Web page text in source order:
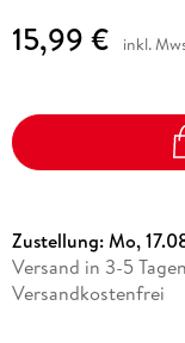
15,99 € inkl.
Zustellung:Mo,
Versand in 3-5 Tagen
Versandkostenfrei